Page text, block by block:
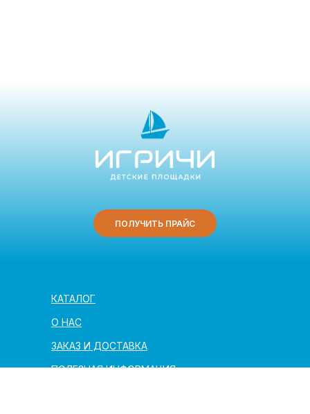
ПОЛЕЗНАЯ ИНФОРМАЦИЯ
ЗАКАЗ И ДОСТАВКА
О НАС
КАТАЛОГ
ПОЛУЧИТЬ ПРАЙС